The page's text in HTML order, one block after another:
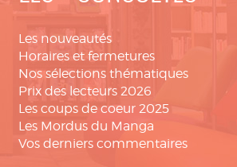
Les nouveautés
Horaires et fermetures
Nos sélections thématiques
Prix des lecteurs 2026
Les coups de coeur 2025
Les Mordus du Manga
Vos derniers commentaires